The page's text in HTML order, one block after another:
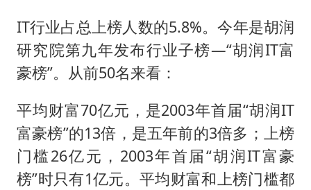
上半年国内居民出游人次34.63亿
薛之谦杭州站演唱会取消
IT行业占总上榜人数的5.8%。今年是胡润
研究院第九年发布行业子榜—“胡润IT富
豪榜”。从前50名来看：
平均财富70亿元，是2003年首届“胡润IT
富豪榜”的13倍，是五年前的3倍多；上榜
门槛26亿元，2003年首届“胡润IT富豪
榜”时只有1亿元。平均财富和上榜门槛都